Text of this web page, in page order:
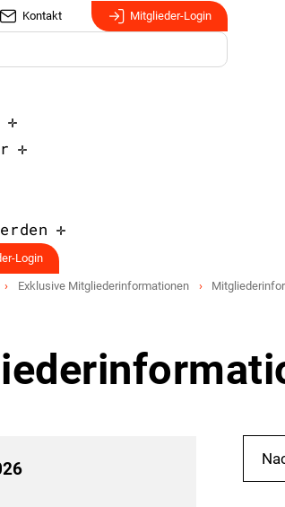
Kontakt Mitglieder-Login
Login
Exklusive Mitgliederinformationen